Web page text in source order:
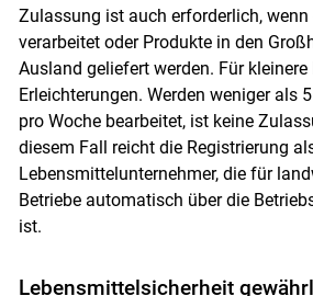
Zulassung ist auch erforderlich, wenn
verarbeitet oder Produkte in den
Ausland geliefert werden. Für
Erleichterungen. Werden weniger als
pro Woche bearbeitet, ist keine
diesem Fall reicht die Registrierung
Lebensmittelunternehmer, die für
Betriebe automatisch über die
ist.
Lebensmittelsicherheit